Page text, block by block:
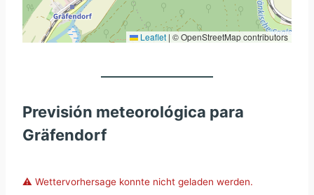
Leaflet | © OpenStreetMap contributors
Previsión meteorológica para
Gräfendorf
⚠️ Wettervorhersage konnte nicht geladen werden.